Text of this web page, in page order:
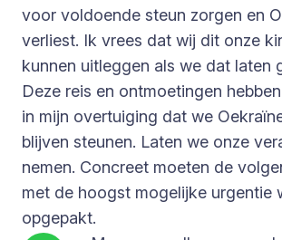
voor voldoende steun zorgen en
verliest. Ik vrees dat wij dit onze
kunnen uitleggen als we dat laten
Deze reis en ontmoetingen
in mijn overtuiging dat we
blijven steunen. Laten we onze
nemen. Concreet moeten de
met de hoogst mogelijke urgentie
opgepakt.